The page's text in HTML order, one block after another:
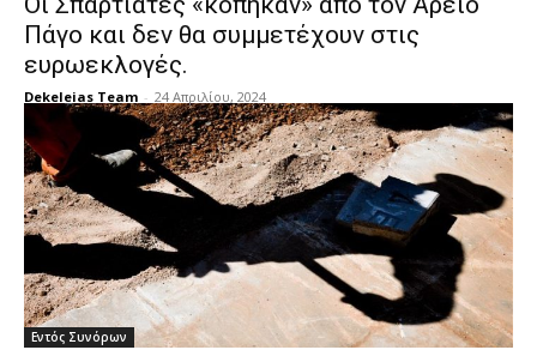
Πάγο και δεν θα συμμετέχουν στις
ευρωεκλογές.
Dekeleias Team - 24 Απριλίου, 2024
Εντός Συνόρων